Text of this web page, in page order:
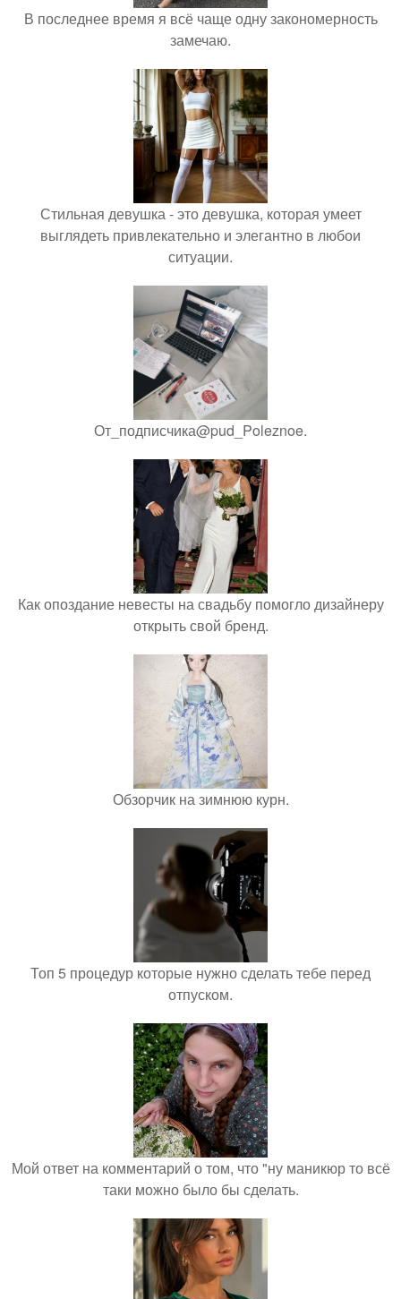
В последнее время я всё чаще одну закономерность
замечаю.
Стильная девушка - это девушка, которая умеет
выглядеть привлекательно и элегантно в любои
ситуации.
От_подписчика@pud_Poleznoe.
Как опоздание невесты на свадьбу помогло дизайнеру
открыть свой бренд.
Обзорчик на зимнюю курн.
Топ 5 процедур которые нужно сделать тебе перед
отпуском.
Мой ответ на комментарий о том, что "ну маникюр то всё
таки можно было бы сделать.